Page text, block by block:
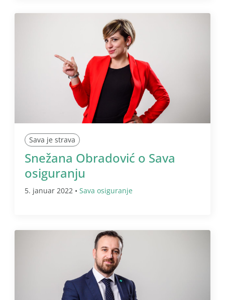
Sava je strava
Snežana Obradović o Sava
osiguranju
5. januar 2022 • Sava osiguranje